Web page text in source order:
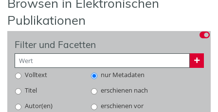
Publikationen
Filter und Facetten
Volltext
nur Metadaten
Titel
erschienen nach
Autor(en)
erschienen vor